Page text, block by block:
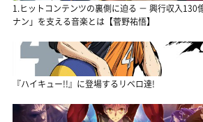
1.ヒットコンテンツの裏側に迫る － 興行収入130
ナン」を支える音楽とは【菅野祐悟】
『ハイキュー!!』に登場するリベロ達!